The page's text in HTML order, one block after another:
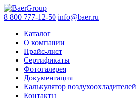
8 800 777-12-50 info@baer.ru
Каталог
О компании
Прайс-лист
Сертификаты
Фотогалерея
Документация
Калькулятор воздухоохладителей
Контакты